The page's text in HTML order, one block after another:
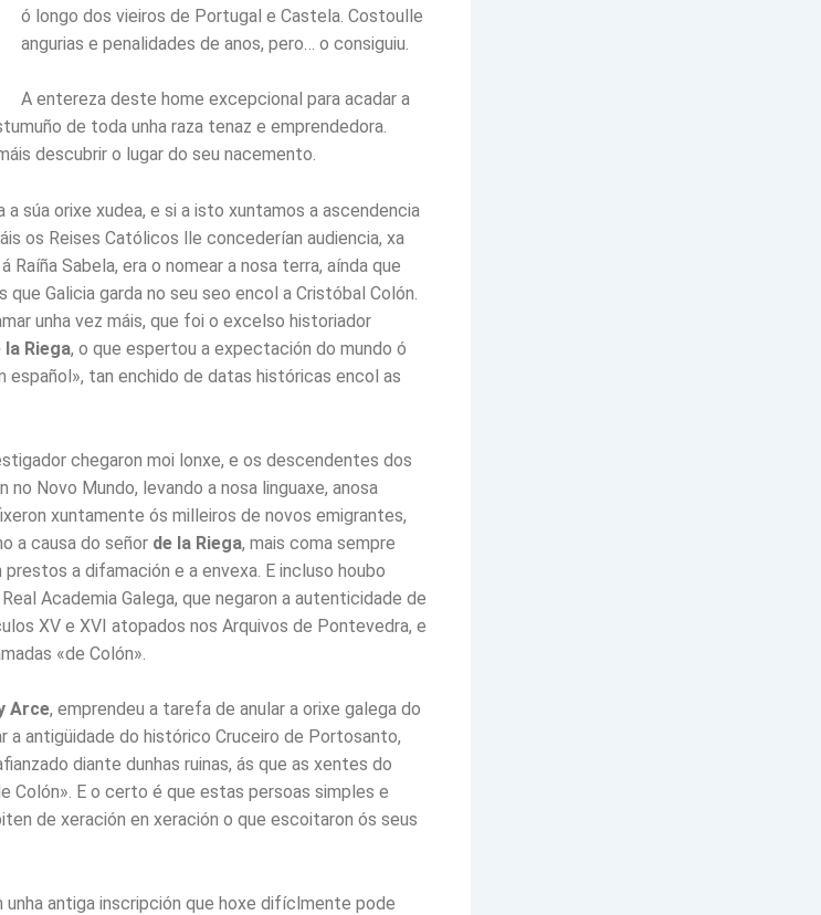
ó longo dos vieiros de Portugal e Castela. Costoulle
angurias e penalidades de anos, pero… o consiguiu.
A entereza deste home excepcional para acadar a
de toda unha raza tenaz e emprendedora.
descubrir o lugar do seu nacemento.
súa orixe xudea, e si a isto xuntamos a ascendencia
os Reises Católicos lle concederían audiencia, xa
Sabela, era o nomear a nosa terra, aínda que
Galicia garda no seu seo encol a Cristóbal Colón.
unha vez máis, que foi o excelso historiador
la Riega, o que espertou a expectación do mundo ó
español», tan enchido de datas históricas encol as
chegaron moi lonxe, e os descendentes dos
Novo Mundo, levando a nosa linguaxe, anosa
xuntamente ós milleiros de novos emigrantes,
a causa do señor de la Riega, mais coma sempre
a difamación e a envexa. E incluso houbo
Academia Galega, que negaron a autenticidade de
XV e XVI atopados nos Arquivos de Pontevedra, e
«de Colón».
Arce, emprendeu a tarefa de anular a orixe galega do
a antigüidade do histórico Cruceiro de Portosanto,
diante dunhas ruinas, ás que as xentes do
Colón». E o certo é que estas persoas simples e
de xeración en xeración o que escoitaron ós seus
antiga inscripción que hoxe difíclmente pode